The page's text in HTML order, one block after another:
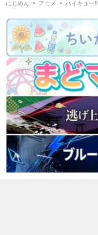
にじめん > アニメ > ハイキュー!!